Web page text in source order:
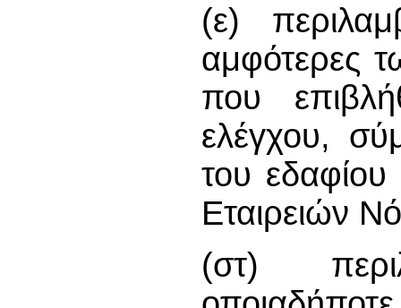
(ε)
αμφότερες
που
ελέγχου,
του
Εταιρειών
(στ)